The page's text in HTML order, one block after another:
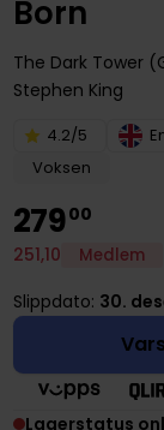
Born
The Dark Tower
Stephen King
4.2/5
Voksen
27900
251,10 Medlem
Slippdato: 30.
Lagerstatus